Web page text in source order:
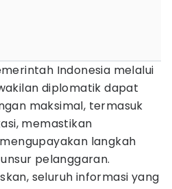
Indonesia melalui
diplomatik dapat
maksimal, termasuk
memastikan
langkah
pelanggaran.
seluruh informasi yang